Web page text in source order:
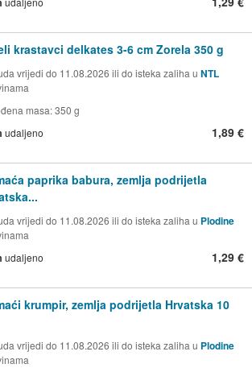
krastavci delkates 3-6 cm Zorela 350 g
vrijedi do 11.08.2026 ili do isteka zaliha u NTL
masa: 350 g
udaljeno 1,89 €
paprika babura, zemlja podrijetla
vrijedi do 11.08.2026 ili do isteka zaliha u Plodine
udaljeno 1,29 €
krumpir, zemlja podrijetla Hrvatska 10
vrijedi do 11.08.2026 ili do isteka zaliha u Plodine